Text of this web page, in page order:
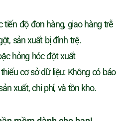
tiến độ đơn hàng, giao hàng trễ
sản xuất bị đình trệ.
hỏng hóc đột xuất
cơ sở dữ liệu: Không có báo
xuất, chi phí, và tồn kho.